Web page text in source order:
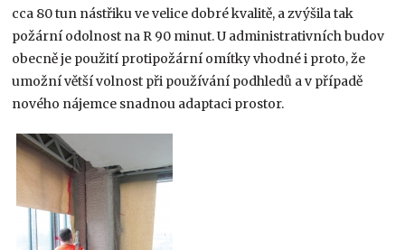
cca 80 tun nástřiku ve velice dobré kvalitě, a zvýšila tak
požární odolnost na R 90 minut. U administrativních budov
obecně je použití protipožární omítky vhodné i proto, že
umožní větší volnost při používání podhledů a v případě
nového nájemce snadnou adaptaci prostor.